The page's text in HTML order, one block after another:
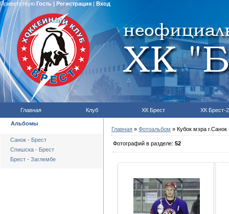
Приветствую Гость | Регистрация| Вход
Главная Клуб ХК Брест ХК Брест-2
Альбомы
Санок - Брест
Спишска - Брест
Брест - Заглембе
Главная » Фотоальбом » Кубок мэра г.Санок
Фотографий в разделе: 52
15.08.2010
hcbrest